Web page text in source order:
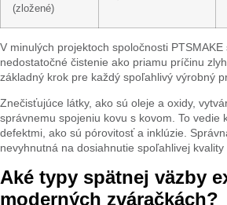
(zložené)
V minulých projektoch spoločnosti
nedostatočné čistenie ako priamu príčinu
základný krok pre každý spoľahlivý výrobný
Znečisťujúce látky, ako sú oleje a oxidy,
správnemu spojeniu kovu s kovom. To vedie
defektmi, ako sú pórovitosť a inklúzie.
nevyhnutná na dosiahnutie spoľahlivej kvality
Aké typy spätnej väzby
moderných zváračkách?